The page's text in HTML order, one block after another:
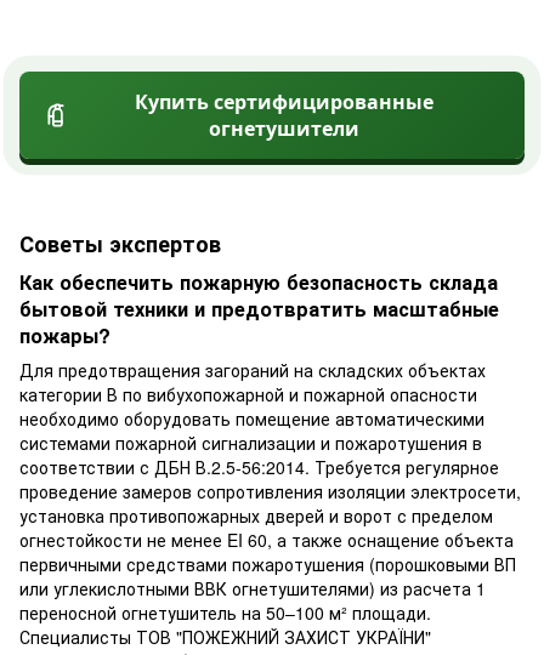
Купить сертифицированные
огнетушители
Советы экспертов
Как обеспечить пожарную безопасность склада
бытовой техники и предотвратить масштабные
пожары?
Для предотвращения загораний на складских объектах
категории В по вибухопожарной и пожарной опасности
необходимо оборудовать помещение автоматическими
системами пожарной сигнализации и пожаротушения в
соответствии с ДБН В.2.5-56:2014. Требуется регулярное
проведение замеров сопротивления изоляции электросети,
установка противопожарных дверей и ворот с пределом
огнестойкости не менее EI 60, а также оснащение объекта
первичными средствами пожаротушения (порошковыми ВП
или углекислотными ВВК огнетушителями) из расчета 1
переносной огнетушитель на 50–100 м² площади.
Специалисты ТОВ "ПОЖЕЖНИЙ ЗАХИСТ УКРАЇНИ"